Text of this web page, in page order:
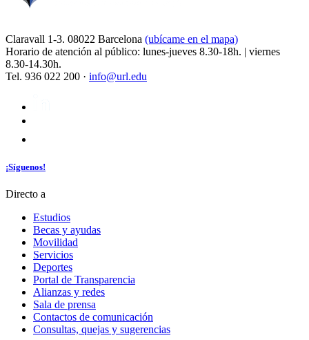
Claravall 1-3. 08022 Barcelona (ubícame en el mapa)
Horario de atención al público: lunes-jueves 8.30-18h. | viernes
8.30-14.30h.
Tel. 936 022 200 · info@url.edu
¡Síguenos!
Directo a
Estudios
Becas y ayudas
Movilidad
Servicios
Deportes
Portal de Transparencia
Alianzas y redes
Sala de prensa
Contactos de comunicación
Consultas, quejas y sugerencias